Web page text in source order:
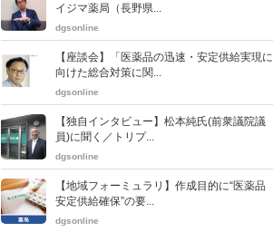
イジマ薬局（長野県...
dgsonline
【座談会】「医薬品の迅速・安定供給実現に
向けた総合対策に関...
dgsonline
【独自インタビュー】松本純氏(前衆議院議
員)に聞く／トリプ...
dgsonline
【地域フォーミュラリ】作成目的に“医薬品
安定供給確保”の要...
dgsonline